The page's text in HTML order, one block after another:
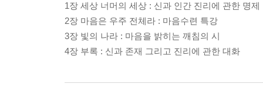
1장 세상 너머의 세상 : 신과 인간 진리에 관한 명제
2장 마음은 우주 전체라 : 마음수련 특강
3장 빛의 나라 : 마음을 밝히는 깨침의 시
4장 부록 : 신과 존재 그리고 진리에 관한 대화